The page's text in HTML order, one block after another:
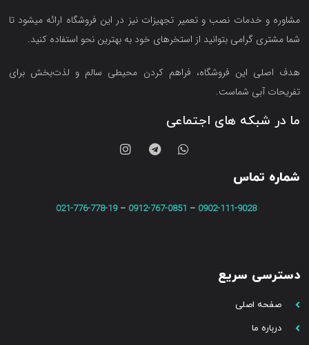
مشاوره و خدمات نصب و تعمیر تجهیزات نیز در این فروشگاه ارائه میشود تا
شما مشتری گرامی بتوانید از استخرهای خود به بهترین نحو استفاده کنید.
هدف اصلی این فروشگاه‌، فراهم کردن محیطی سالم و لذت‌بخش برای
تفریحات آبی شماست.
ما در شبکه های اجتماعی
شماره تماس
0902-111-9028
–
0912-767-0851
–
021-776-778-19
دسترسی سریع
صفحه اصلی
درباره ما